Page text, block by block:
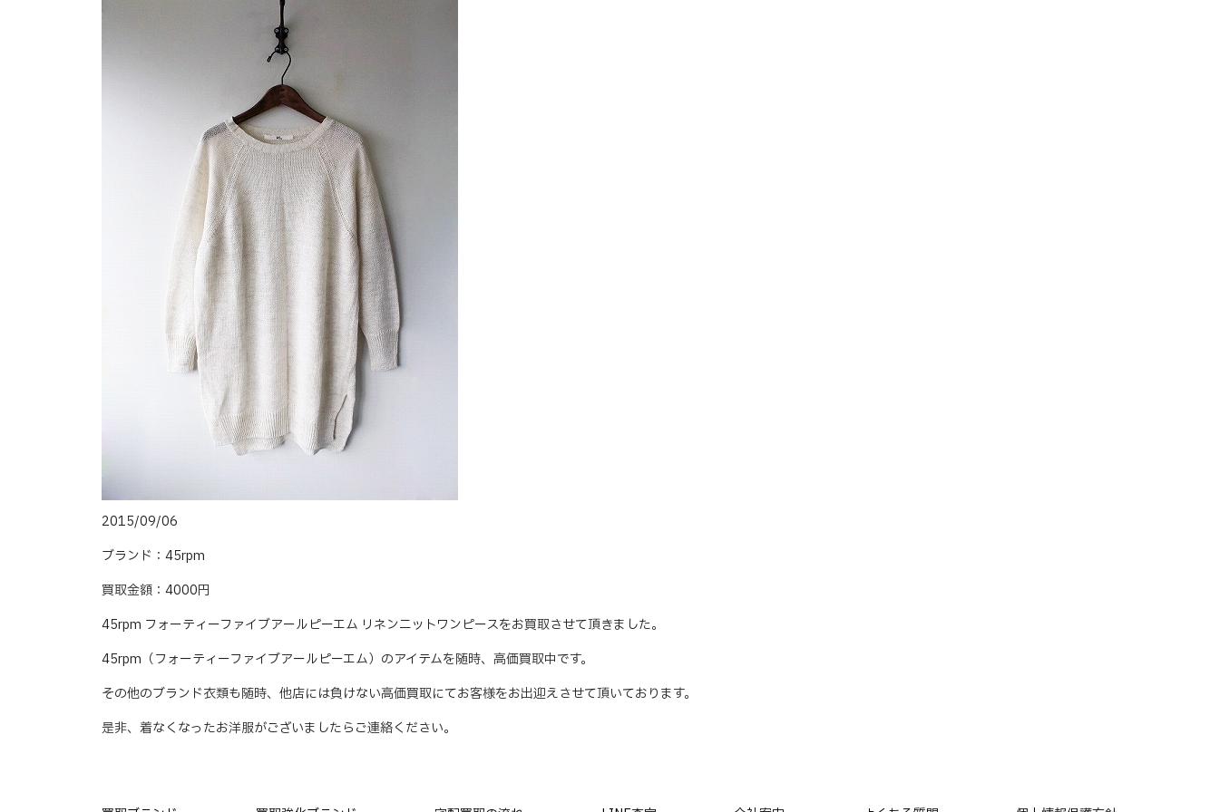
2015/09/06
ブランド：45rpm
買取金額：4000円
45rpm フォーティーファイブアールピーエム リネンニットワンピースをお買取させて頂きました。
45rpm（フォーティーファイブアールピーエム）のアイテムを随時、高価買取中です。
その他のブランド衣類も随時、他店には負けない高価買取にてお客様をお出迎えさせて頂いております。
是非、着なくなったお洋服がございましたらご連絡ください。